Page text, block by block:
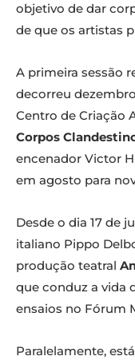
objetivo de dar
de que os artistas
A primeira sessão
decorreu
Centro de Criação
Corpos
encenador Victor
em agosto para
Desde o dia 17 de
italiano Pippo
produção teatral
que conduz a vida
ensaios no Fórum
Paralelamente,